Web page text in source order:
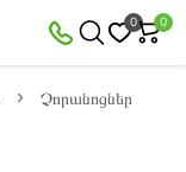
0 0
Չորանոցներ